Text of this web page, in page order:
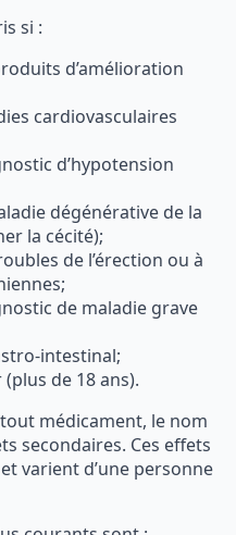
si :
d’amélioration
cardiovasculaires
d’hypotension
dégénérative de la
la cécité);
de l’érection ou à
de maladie grave
intestinal;
de 18 ans).
médicament, le nom
secondaires. Ces effets
varient d’une personne